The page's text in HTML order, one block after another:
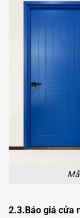
2.3. Báo giá cửa